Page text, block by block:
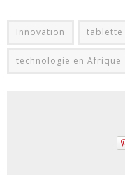
Innovation tablette
technologie en Afrique